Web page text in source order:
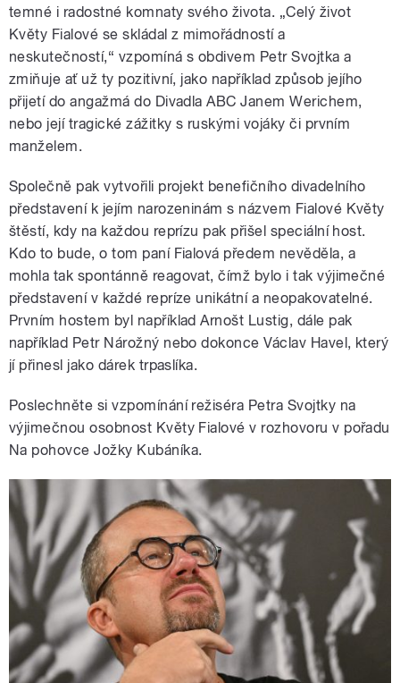
temné i radostné komnaty svého života. „Celý život
Květy Fialové se skládal z mimořádností a
neskutečností,“ vzpomíná s obdivem Petr Svojtka a
zmiňuje ať už ty pozitivní, jako například způsob jejího
přijetí do angažmá do Divadla ABC Janem Werichem,
nebo její tragické zážitky s ruskými vojáky či prvním
manželem.
Společně pak vytvořili projekt benefičního divadelního
představení k jejím narozeninám s názvem Fialové Květy
štěstí, kdy na každou reprízu pak přišel speciální host.
Kdo to bude, o tom paní Fialová předem nevěděla, a
mohla tak spontánně reagovat, čímž bylo i tak výjimečné
představení v každé repríze unikátní a neopakovatelné.
Prvním hostem byl například Arnošt Lustig, dále pak
například Petr Nárožný nebo dokonce Václav Havel, který
jí přinesl jako dárek trpaslíka.
Poslechněte si vzpomínání režiséra Petra Svojtky na
výjimečnou osobnost Květy Fialové v rozhovoru v pořadu
Na pohovce Jožky Kubáníka.